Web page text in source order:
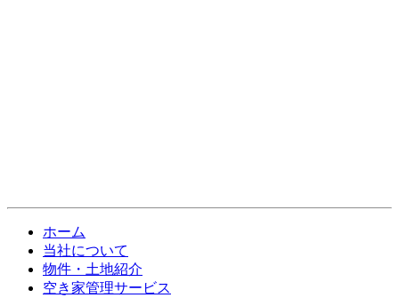
ホーム
当社について
物件・土地紹介
空き家管理サービス